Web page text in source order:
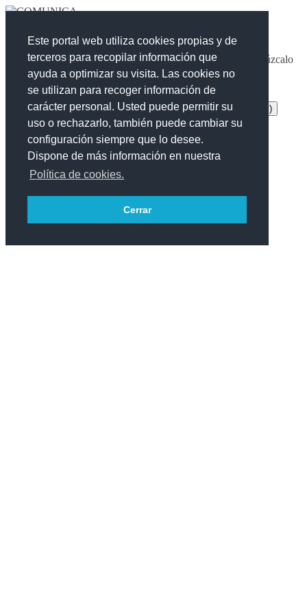
Este portal web utiliza cookies propias y de
terceros para recopilar información que
ayuda a optimizar su visita. Las cookies no
se utilizan para recoger información de
carácter personal. Usted puede permitir su
uso o rechazarlo, también puede cambiar su
configuración siempre que lo desee.
Dispone de más información en nuestra
Política de cookies.
Cerrar
restringido.
Si se le ha proporcionado código de acceso, por favor introdúzcalo
en el cuadro de texto y pulse en continuar.
Código de acceso:( Obligatoria )
gT("Show code") gT("Hide code")
Continuar
Cerrar